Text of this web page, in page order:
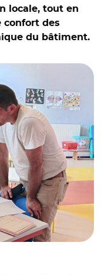
locale, tout en
des
du bâtiment.